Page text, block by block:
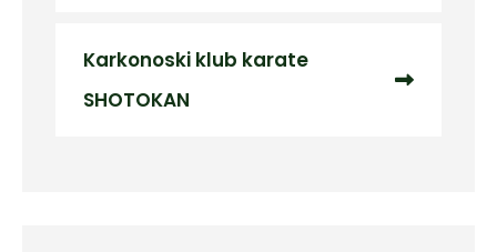
Karkonoski klub karate
SHOTOKAN